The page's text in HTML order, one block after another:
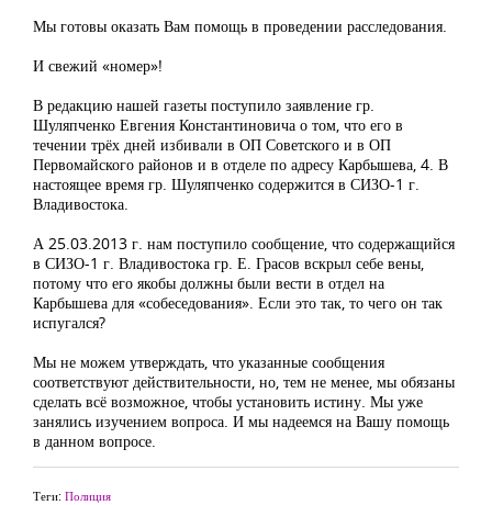
Мы готовы оказать Вам помощь в проведении расследования.
И свежий «номер»!
В редакцию нашей газеты поступило заявление гр.
Шуляпченко Евгения Константиновича о том, что его в
течении трёх дней избивали в ОП Советского и в ОП
Первомайского районов и в отделе по адресу Карбышева, 4. В
настоящее время гр. Шуляпченко содержится в СИЗО-1 г.
Владивостока.
А 25.03.2013 г. нам поступило сообщение, что содержащийся
в СИЗО-1 г. Владивостока гр. Е. Грасов вскрыл себе вены,
потому что его якобы должны были вести в отдел на
Карбышева для «собеседования». Если это так, то чего он так
испугался?
Мы не можем утверждать, что указанные сообщения
соответствуют действительности, но, тем не менее, мы обязаны
сделать всё возможное, чтобы установить истину. Мы уже
занялись изучением вопроса. И мы надеемся на Вашу помощь
в данном вопросе.
Теги: Полиция